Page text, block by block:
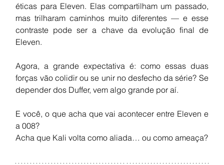
éticas para Eleven. Elas compartilham um passado,
mas trilharam caminhos muito diferentes — e esse
contraste pode ser a chave da evolução final de
Eleven.
Agora, a grande expectativa é: como essas duas
forças vão colidir ou se unir no desfecho da série? Se
depender dos Duffer, vem algo grande por aí.
E você, o que acha que vai acontecer entre Eleven e
a 008?
Acha que Kali volta como aliada… ou como ameaça?